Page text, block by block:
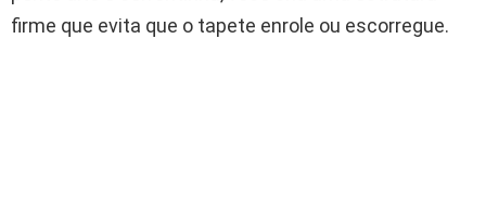
firme que evita que o tapete enrole ou escorregue.